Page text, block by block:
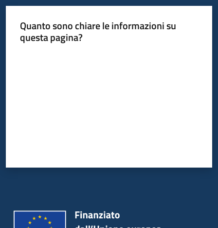
Quanto sono chiare le informazioni su
questa pagina?